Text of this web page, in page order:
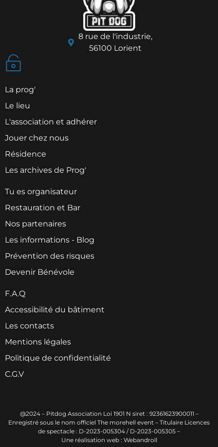
8 rue de l'industrie,
56100 Lorient
La prog'
Le lieu
L'association et adhérer
Jouer chez nous
Résidence
Les archives de Prog'
Tu es organisateur
Restauration et Bar
Nos partenaires
Les informations - Blog
Prévention des risques
Devenir Bénévole
F.A.Q
Accessibilité du bâtiment
Les contacts
Mentions légales
Politique de confidentialité
C.G.V
@2024 – Pitdog Association Loi 1901 N siret : 92361623900011 –
Enregistré sous le nom officiel The morehell event – Titulaire Licences
de spectacle : D-2023-005304 / D-2023-005305 –
Une réalisation web : Webandroll